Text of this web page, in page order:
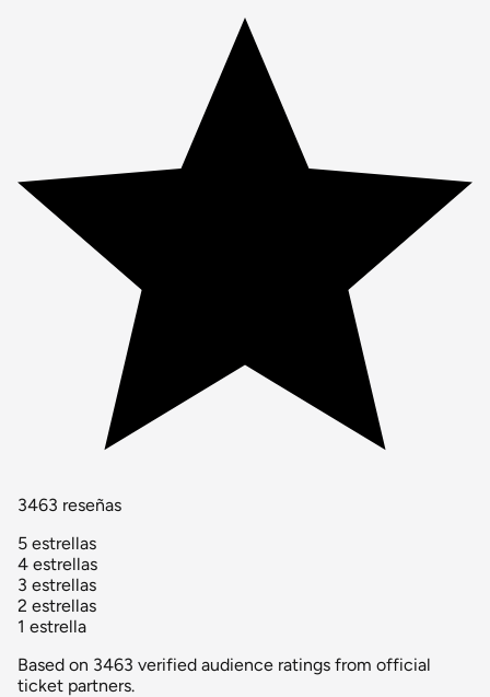
3463 reseñas
5 estrellas
4 estrellas
3 estrellas
2 estrellas
1 estrella
Based on 3463 verified audience ratings from official
ticket partners.